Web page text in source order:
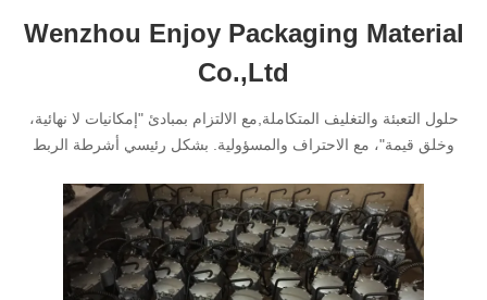
Wenzhou Enjoy Packaging Material
Co.,Ltd
حلول التعبئة والتغليف المتكاملة,مع الالتزام بمبادئ "إمكانيات لا نهائية،
وخلق قيمة"، مع الاحتراف والمسؤولية. بشكل رئيسي أشرطة الربط